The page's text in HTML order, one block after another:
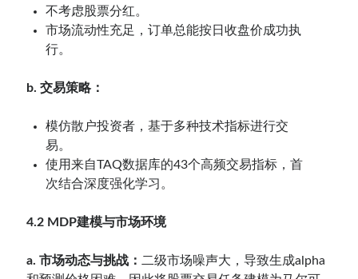
不考虑股票分红。
市场流动性充足，订单总能按日收盘价成功执
行。
b. 交易策略：
模仿散户投资者，基于多种技术指标进行交
易。
使用来自TAQ数据库的43个高频交易指标，首
次结合深度强化学习。
4.2 MDP建模与市场环境
a. 市场动态与挑战： 二级市场噪声大，导致生成alpha